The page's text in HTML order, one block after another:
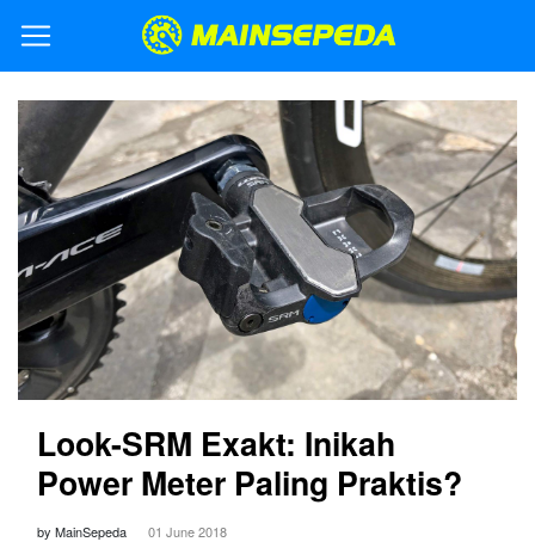
Look-SRM Exakt: Inikah
Power Meter Paling Praktis?
by MainSepeda 01 June 2018